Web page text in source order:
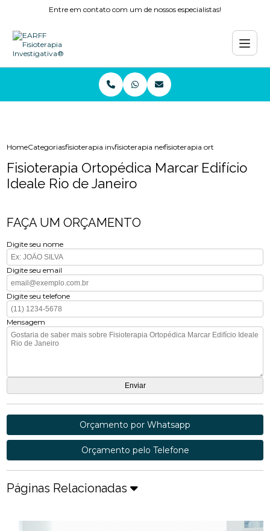
Entre em contato com um de nossos especialistas!
HomeCategoriasfisioterapia investigativafisioterapia neurologicafisioterapia ortopedica marcar
Fisioterapia Ortopédica Marcar Edifício
Ideale Rio de Janeiro
FAÇA UM ORÇAMENTO
Digite seu nome
Digite seu email
Digite seu telefone
Mensagem
Orçamento por Whatsapp
Orçamento pelo Telefone
Páginas Relacionadas